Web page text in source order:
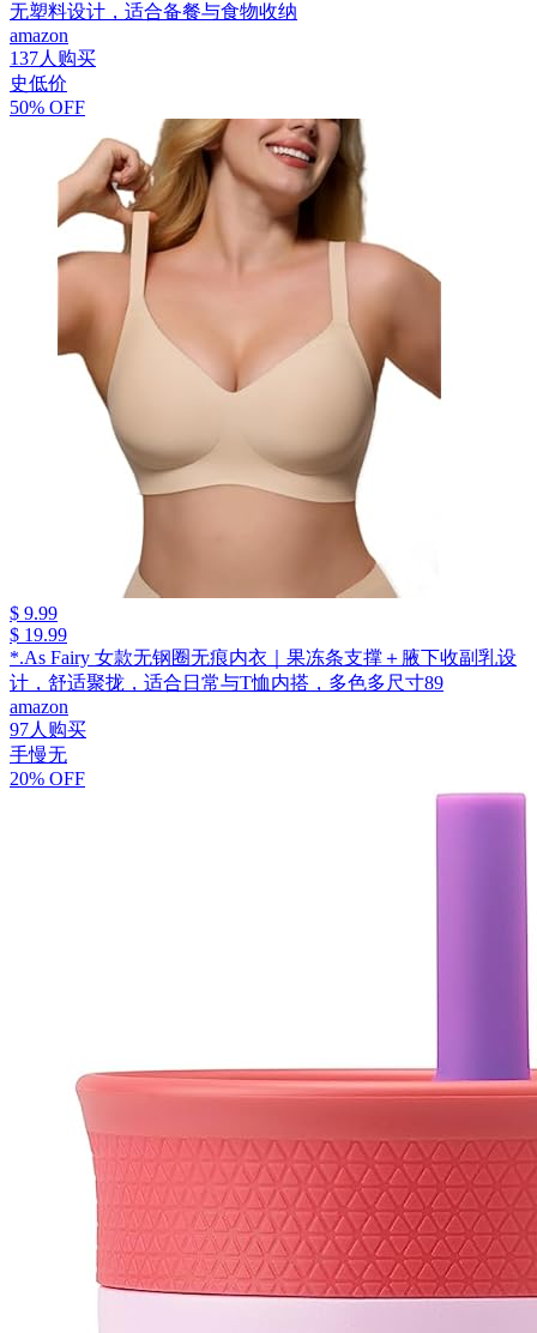
无塑料设计，适合备餐与食物收纳
amazon
137人购买
史低价
50% OFF
$ 9.99
$ 19.99
*.As Fairy 女款无钢圈无痕内衣｜果冻条支撑＋腋下收副乳设
计，舒适聚拢，适合日常与T恤内搭，多色多尺寸89
amazon
97人购买
手慢无
20% OFF